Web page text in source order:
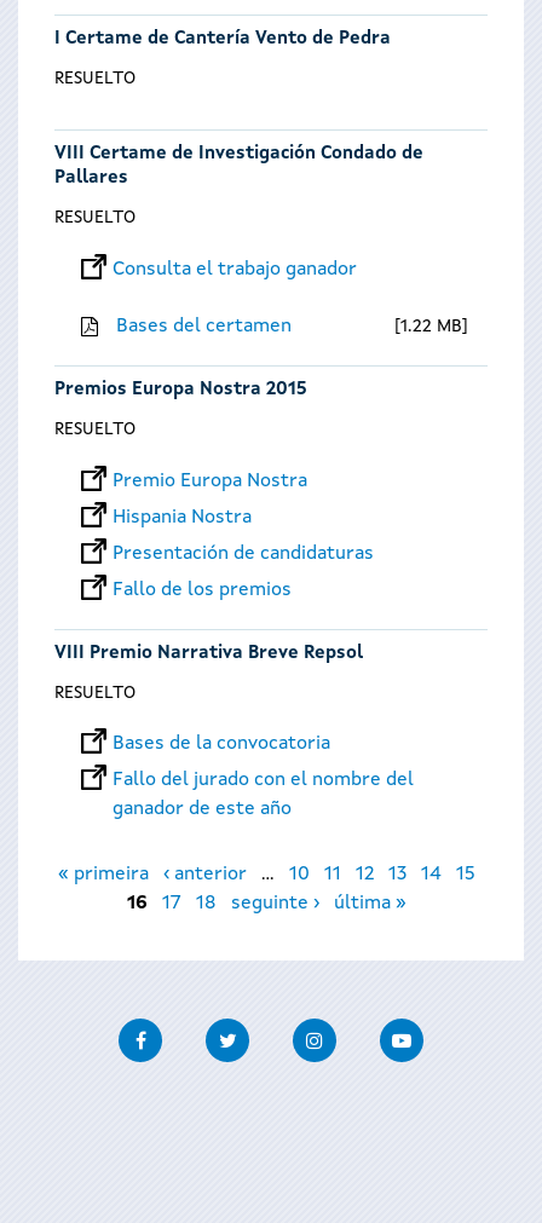
I Certame de Cantería Vento de Pedra
RESUELTO
VIII Certame de Investigación Condado de
Pallares
RESUELTO
Consulta el trabajo ganador
Bases del certamen 1.22 MB
Premios Europa Nostra 2015
RESUELTO
Premio Europa Nostra
Hispania Nostra
Presentación de candidaturas
Fallo de los premios
VIII Premio Narrativa Breve Repsol
RESUELTO
Bases de la convocatoria
Fallo del jurado con el nombre del
ganador de este año
Páginas
« primeira ‹ anterior … 10 11 12 13 14
15
16
17 18 seguinte › última »
FacebookTwitter InstagramYoutube